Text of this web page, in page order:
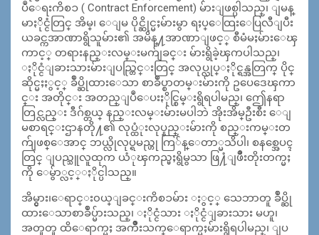
ပဳေရးကိစၥ ( Contract Enforcement) မ်ားျဖစ္ပါသည္၊ ျမန္
မာႏိုင္ငံတြင္ အိမ္၊ ေျမ ပိုင္ဆိုင္မႈမ်ားမွာ ရႈပ္ေထြးေပြလီျပီး
ယခင္ကအာဏာရွိသူမ်ား၏ အမိန္႔အာဏာျဖင့္ စီမံမႈမ်ားေၾ
ကာင့္ တရားနည္းလမ္းမက်ျခင္း မ်ားရွိခဲ့ၾကပါသည္၊
ႏိုင္ငံျခားသားမ်ားျပည္တြင္းတြင္ အလုပ္လုပ္ႏိုင္ရန္အတြက္ ပိုင္
ဆိုင္မႈႏွင့္ ခ်ဳပ္ဆိုထားေသာ စာခ်ဳပ္စာတမ္းမ်ားကို ဥပေဒေၾကာ
င္း အတိုင္း အတည္ျပဳေပးႏိုင္စြမ္းရွိရပါမည္၊ ဤေနရာ
တြင္လည္း ဒီဂ်စ္တယ္ နည္းလမ္းမ်ားမပါဘဲ အိုးအိမ္ဦးစီး ေျ
မစာရင္းဌာနတို႔၏ လုပ္ထံုးလုပ္နည္းမ်ားကို စည္းကမ္းတ
က်ျဖစ္ေအာင္ ဘယ္လိုလုပ္ရမည္ဟု ကြ်န္ေတာ္မသိပါ၊ စနစ္အေပၚ
တြင္ ျပည္သူလူထုက ယံုၾကည္မႈရွိမွသာ ဖြ႔ံျဖိဳးတိုးတက္မႈ
ကို ေမွ်ာ္လင့္ႏိုင္ပါသည္။
အိမ္ငွား၊ေရာင္း၀ယ္ျခင္းကိစၥမ်ား ႏွင့္ သေဘာတူ ခ်ဳပ္ဆို
ထားေသာစာခ်ဳပ္မ်ားသည္၊ ႏိုင္ငံသား ႏိုင္ငံျခားသား မဟူ၊
အတူတူ ထိေရာက္မႈ အက်ိဳးသက္ေရာက္မႈမ်ားရွိရပါမည္၊ ျပ